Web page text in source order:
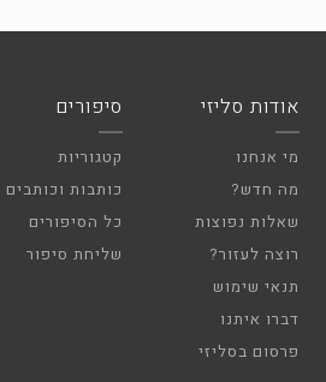
אודות סליזי
מי אנחנו
מה חדש?
שאלות נפוצות
רוצה לעזור?
תנאי שימוש
דברו איתנו
פרסום בסליזי
סיפורים
קטגוריות
כותבות וכותבים
כל הסיפורים
שליחת סיפור